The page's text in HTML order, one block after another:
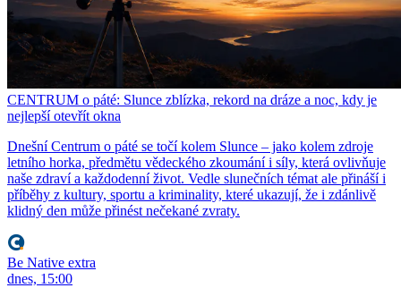
CENTRUM o páté: Slunce zblízka, rekord na dráze a noc, kdy je
nejlepší otevřít okna
Dnešní Centrum o páté se točí kolem Slunce – jako kolem zdroje
letního horka, předmětu vědeckého zkoumání i síly, která ovlivňuje
naše zdraví a každodenní život. Vedle slunečních témat ale přináší i
příběhy z kultury, sportu a kriminality, které ukazují, že i zdánlivě
klidný den může přinést nečekané zvraty.
Be Native extra
dnes, 15:00